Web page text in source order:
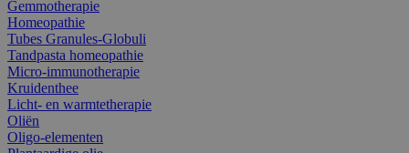
Gemmotherapie
Homeopathie
Tubes Granules-Globuli
Tandpasta homeopathie
Micro-immunotherapie
Kruidenthee
Licht- en warmtetherapie
Oliën
Oligo-elementen